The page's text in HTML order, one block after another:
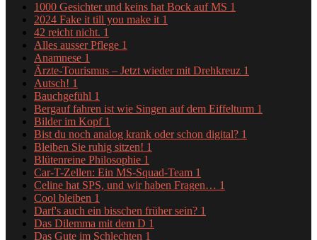
1000 Gesichter und keins hat Bock auf MS 1
2024 Fake it till you make it 1
42 reicht nicht. 1
Alles ausser Pflege 1
Anamnese 1
Ärzte-Tourismus – Jetzt wieder mit Drehkreuz 1
Autsch! 1
Bauchgefühl 1
Bergauf fahren ist wie Singen auf dem Eiffelturm 1
Bilder im Kopf 1
Bist du noch analog krank oder schon digital? 1
Bleiben Sie ruhig sitzen! 1
Blütenreine Philosophie 1
Car-T-Zellen: Ein MS-Squad-Team 1
Celine hat SPS, und wir haben Fragen… 1
Cool bleiben 1
Darf's auch ein bisschen früher sein? 1
Das Dilemma mit dem D 1
Das Gute im Schlechten 1